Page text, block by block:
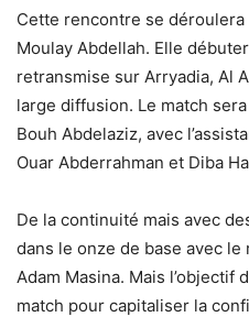
Cette rencontre se
Moulay Abdellah. Elle
retransmise sur Arryadia, Al
large diffusion. Le match
Bouh Abdelaziz, avec
Ouar Abderrahman et Diba
De la continuité mais avec
dans le onze de base avec
Adam Masina. Mais l’objectif
match pour capitaliser la